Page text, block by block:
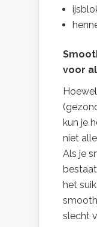
voor
kun je
niet
Als je
het
slecht